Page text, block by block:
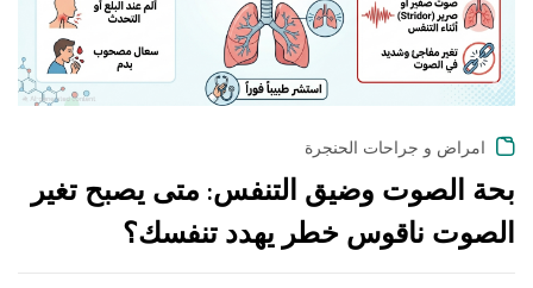
امراض و جراحات الحنجرة
بحة الصوت وضيق التنفس: متى يصبح تغير
الصوت ناقوس خطر يهدد تنفسك؟